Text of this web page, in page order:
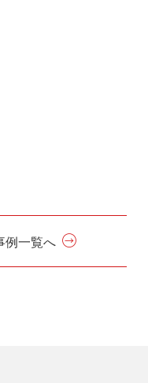
例一覧へ